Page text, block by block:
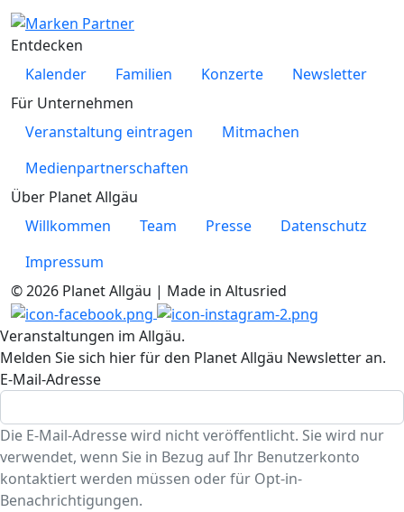
Entdecken
Kalender
Familien Konzerte
Newsletter
Für Unternehmen
Veranstaltung eintragen
Mitmachen
Medienpartnerschaften
Über Planet Allgäu
Willkommen
Team Presse
Datenschutz
Impressum
© 2026 Planet Allgäu | Made in Altusried
Veranstaltungen im Allgäu.
Melden Sie sich hier für den Planet Allgäu Newsletter an.
E-Mail-Adresse
Die E-Mail-Adresse wird nicht veröffentlicht. Sie wird nur
verwendet, wenn Sie in Bezug auf Ihr Benutzerkonto
kontaktiert werden müssen oder für Opt-in-
Benachrichtigungen.